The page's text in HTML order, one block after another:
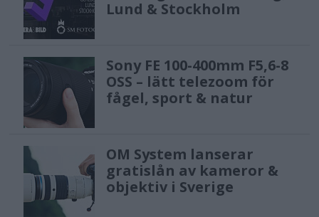
Lund & Stockholm
Sony FE 100-400mm F5,6-8
OSS – lätt telezoom för
fågel, sport & natur
OM System lanserar
gratislån av kameror &
objektiv i Sverige